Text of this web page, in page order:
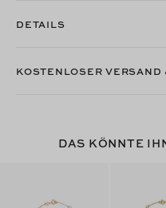
DETAILS
KOSTENLOSER VERSAND
DAS KÖNNTE